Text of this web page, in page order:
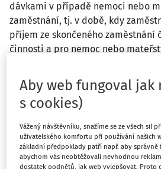
dávkami v případě nemoci nebo
zaměstnání, tj. v době, kdy
příjem ze skončeného zaměstnání
činnosti a pro nemoc nebo
Ochranná lhůta je období po
které při splnění podmínek daných
podmínky účasti na nemocenském
na dávku. K tomuto období se tedy
ní trvala účast na nemocenském
ochranná lhůta plyne ze všech
Aby web fungoval jak
s cookies)
Vážený návštěvníku, snažíme se ze všech sil
uživatelského komfortu při používání našich
základní předpoklady patří např. aby
abychom vás neobtěžovali nevhodnou
dostatek podnětů, jak web vylepšovat. Proto